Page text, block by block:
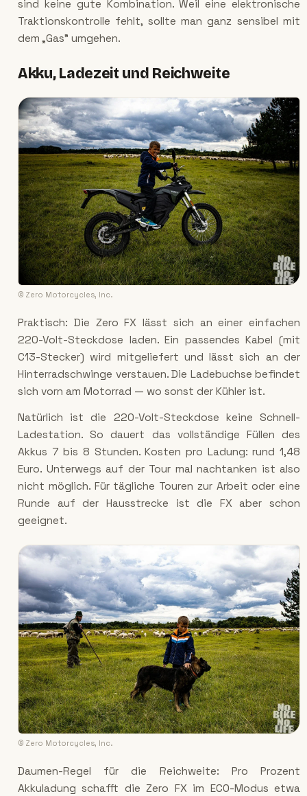
sind keine gute Kombination. Weil eine elektronische
Traktionskontrolle fehlt, sollte man ganz sensibel mit
dem „Gas" umgehen.
Akku, Ladezeit und Reichweite
© Zero Motorcycles, Inc.
Praktisch: Die Zero FX lässt sich an einer einfachen
220-Volt-Steckdose laden. Ein passendes Kabel (mit
C13-Stecker) wird mitgeliefert und lässt sich an der
Hinterradschwinge verstauen. Die Ladebuchse befindet
sich vorn am Motorrad — wo sonst der Kühler ist.
Natürlich ist die 220-Volt-Steckdose keine Schnell-
Ladestation. So dauert das vollständige Füllen des
Akkus 7 bis 8 Stunden. Kosten pro Ladung: rund 1,48
Euro. Unterwegs auf der Tour mal nachtanken ist also
nicht möglich. Für tägliche Touren zur Arbeit oder eine
Runde auf der Hausstrecke ist die FX aber schon
geeignet.
© Zero Motorcycles, Inc.
Daumen-Regel für die Reichweite: Pro Prozent
Akkuladung schafft die Zero FX im ECO-Modus etwa